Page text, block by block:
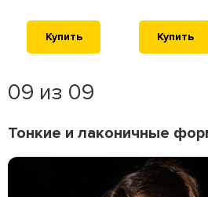
Купить Купить
09 из 09
Тонкие и лаконичные